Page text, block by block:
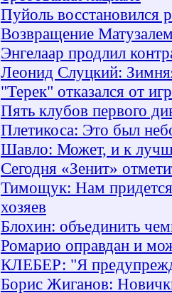
Пуйоль восстановился
Возвращение
Энгелаар продлил
Леонид Слуцкий:
"Терек" отказался от
Пять клубов первого
Плетикоса: Это был
Шавло: Может, и к
Сегодня «Зенит»
Тимощук: Нам
хозяев
Блохин: объединить
Ромарио оправдан и
КЛЕБЕР: "Я
Борис Жиганов: